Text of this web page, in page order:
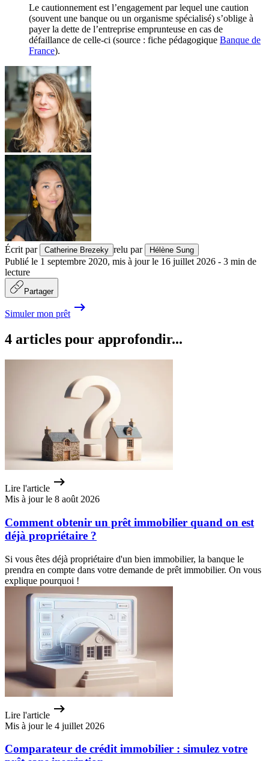
Le cautionnement est l’engagement par lequel une caution
(souvent une banque ou un organisme spécialisé) s’oblige à
payer la dette de l’entreprise emprunteuse en cas de
défaillance de celle-ci (source : fiche pédagogique Banque de
France).
Écrit par Catherine Brezeky relu par Hélène Sung
Publié le 1 septembre 2020, mis à jour le 16 juillet 2026 - 3 min de
lecture
Partager
Simuler mon prêt
4 articles pour approfondir...
Lire l'article
Mis à jour le 8 août 2026
Comment obtenir un prêt immobilier quand on est
déjà propriétaire ?
Si vous êtes déjà propriétaire d'un bien immobilier, la banque le
prendra en compte dans votre demande de prêt immobilier. On vous
explique pourquoi !
Lire l'article
Mis à jour le 4 juillet 2026
Comparateur de crédit immobilier : simulez votre